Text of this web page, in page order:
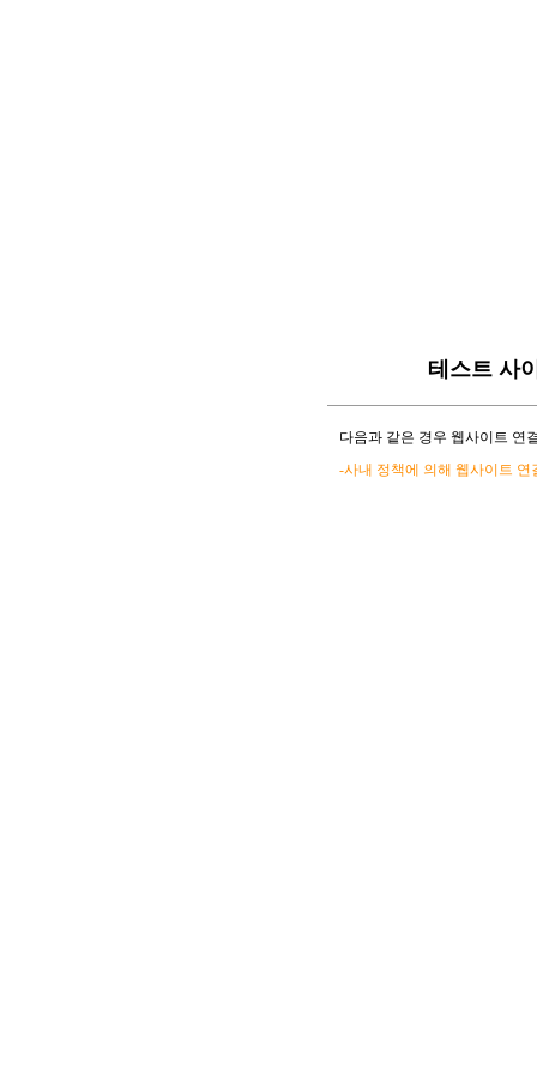
테스트 사
다음과 같은 경우 웹사이트 연
-사내 정책에 의해 웹사이트